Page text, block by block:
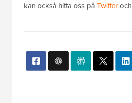
kan också hitta oss på Twitteroch